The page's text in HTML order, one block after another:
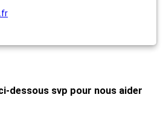
dessous svp pour nous aider